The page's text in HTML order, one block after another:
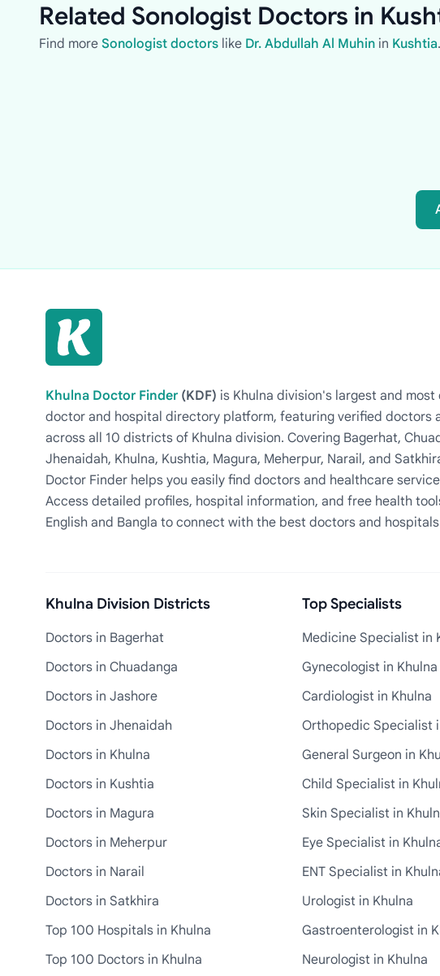
Related Sonologist Doctors in
Find more Sonologist doctors like Dr. Abdullah Al Muhin in Kushtia.
Khulna Doctor Finder (KDF) is Khulna division's largest and
doctor and hospital directory platform, featuring verified doctors
across all 10 districts of Khulna division. Covering Bagerhat,
Jhenaidah, Khulna, Kushtia, Magura, Meherpur, Narail, and
Doctor Finder helps you easily find doctors and healthcare
Access detailed profiles, hospital information, and free health
English and Bangla to connect with the best doctors and
Khulna Division Districts
Doctors in Bagerhat
Doctors in Chuadanga
Doctors in Jashore
Doctors in Jhenaidah
Doctors in Khulna
Doctors in Kushtia
Doctors in Magura
Doctors in Meherpur
Doctors in Narail
Doctors in Satkhira
Top 100 Hospitals in Khulna
Top 100 Doctors in Khulna
Top Specialists
Medicine Specialist in
Gynecologist in Khulna
Cardiologist in Khulna
Orthopedic Specialist
General Surgeon in
Child Specialist in
Skin Specialist in
Eye Specialist in
ENT Specialist in
Urologist in Khulna
Gastroenterologist in
Neurologist in Khulna